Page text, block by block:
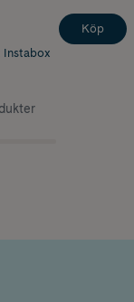
Instabox
Köp